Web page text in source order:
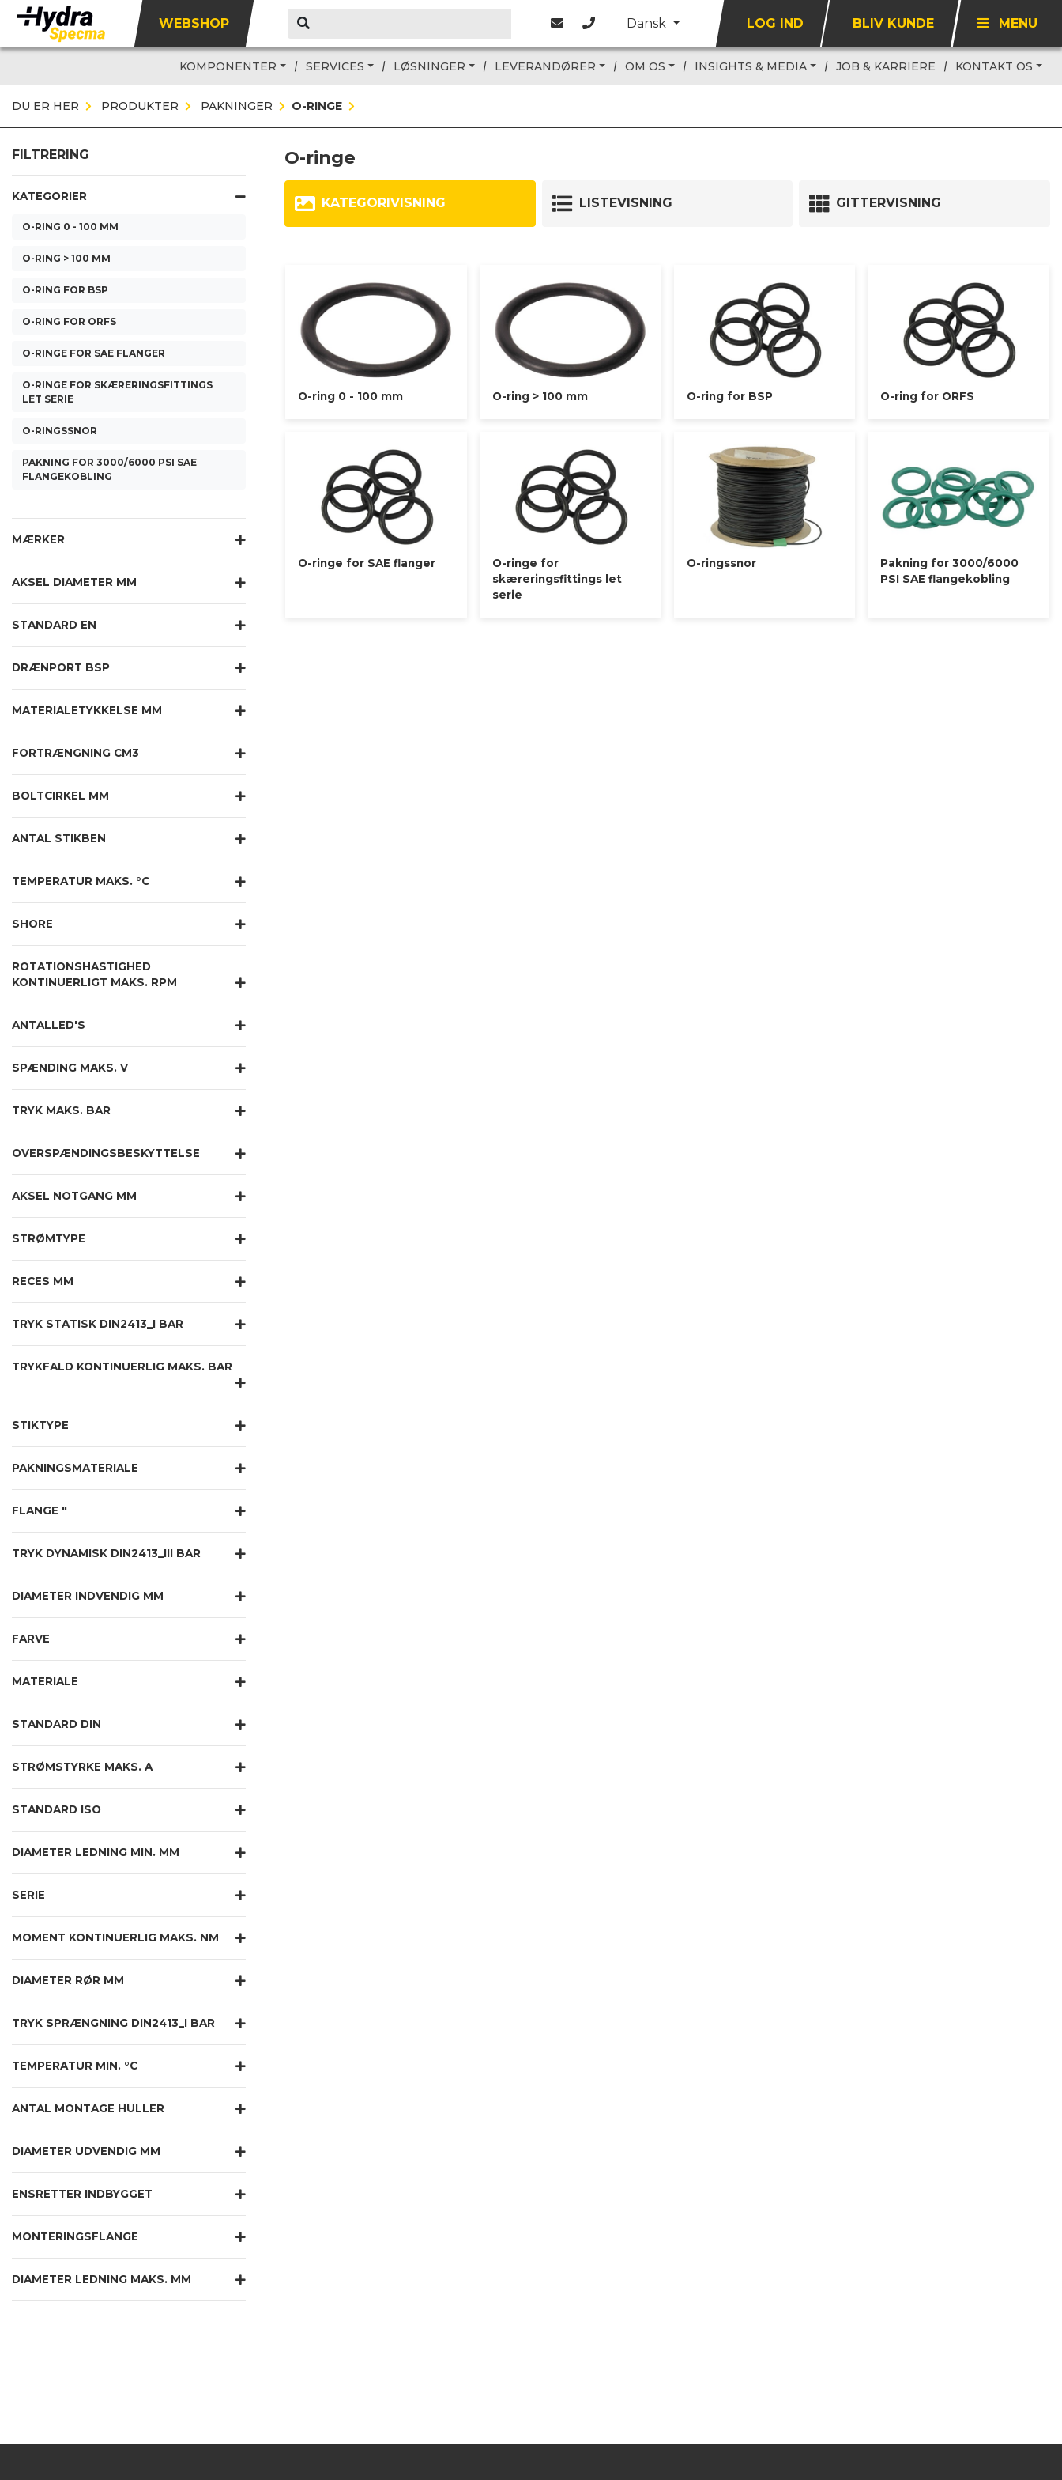
WEBSHOP Dansk LOG IND BLIV KUNDE MENU
KOMPONENTER SERVICES LØSNINGER LEVERANDØRER OM OS INSIGHTS & MEDIA JOB & KARRIERE KONTAKT OS
DU ER HER PRODUKTER PAKNINGER O-RINGE
FILTRERING
KATEGORIER
O-RING 0 - 100 MM
O-RING > 100 MM
O-RING FOR BSP
O-RING FOR ORFS
O-RINGE FOR SAE FLANGER
O-RINGE FOR SKÆRERINGSFITTINGS
LET SERIE
O-RINGSSNOR
PAKNING FOR 3000/6000 PSI SAE
FLANGEKOBLING
MÆRKER
AKSEL DIAMETER MM
STANDARD EN
DRÆNPORT BSP
MATERIALETYKKELSE MM
FORTRÆNGNING CM3
BOLTCIRKEL MM
ANTAL STIKBEN
TEMPERATUR MAKS. °C
SHORE
ROTATIONSHASTIGHED
KONTINUERLIGT MAKS. RPM
ANTALLED'S
SPÆNDING MAKS. V
TRYK MAKS. BAR
OVERSPÆNDINGSBESKYTTELSE
AKSEL NOTGANG MM
STRØMTYPE
RECES MM
TRYK STATISK DIN2413_I BAR
TRYKFALD KONTINUERLIG MAKS. BAR
STIKTYPE
PAKNINGSMATERIALE
FLANGE "
TRYK DYNAMISK DIN2413_III BAR
DIAMETER INDVENDIG MM
FARVE
MATERIALE
STANDARD DIN
STRØMSTYRKE MAKS. A
STANDARD ISO
DIAMETER LEDNING MIN. MM
SERIE
MOMENT KONTINUERLIG MAKS. NM
DIAMETER RØR MM
TRYK SPRÆNGNING DIN2413_I BAR
TEMPERATUR MIN. °C
ANTAL MONTAGE HULLER
DIAMETER UDVENDIG MM
ENSRETTER INDBYGGET
MONTERINGSFLANGE
DIAMETER LEDNING MAKS. MM
O-ringe
KATEGORIVISNING LISTEVISNING GITTERVISNING
O-ring 0 - 100 mm O-ring > 100 mm O-ring for BSP O-ring for ORFS
O-ringe for SAE flanger
O-ringe for
skæreringsfittings let
serie
O-ringssnor
Pakning for 3000/6000
PSI SAE flangekobling